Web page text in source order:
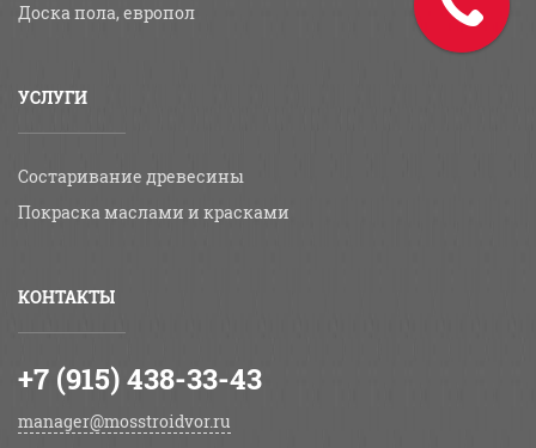
Доска пола, европол
УСЛУГИ
Состаривание древесины
Покраска маслами и красками
КОНТАКТЫ
+7 (915) 438-33-43
manager@mosstroidvor.ru